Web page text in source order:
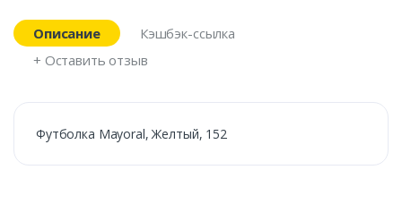
Описание
Кэшбэк-ссылка
+ Оставить отзыв
Футболка Mayoral, Желтый, 152